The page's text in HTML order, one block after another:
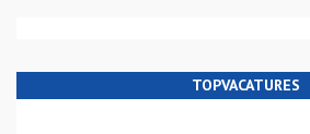
TOPVACATURES